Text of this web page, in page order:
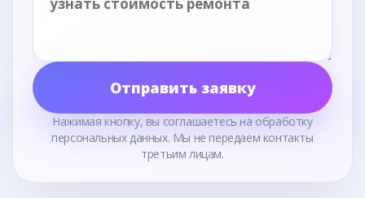
Отправить заявку
Нажимая кнопку, вы соглашаетесь на обработку
персональных данных. Мы не передаем контакты
третьим лицам.